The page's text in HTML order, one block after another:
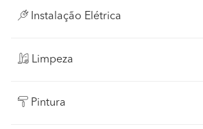
Instalação Elétrica
Limpeza
Pintura